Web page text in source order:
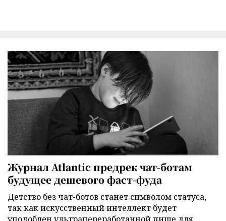
Журнал Atlantic предрек чат-ботам
будущее дешевого фаст-фуда
Детство без чат-ботов станет символом статуса,
так как искусственный интеллект будет